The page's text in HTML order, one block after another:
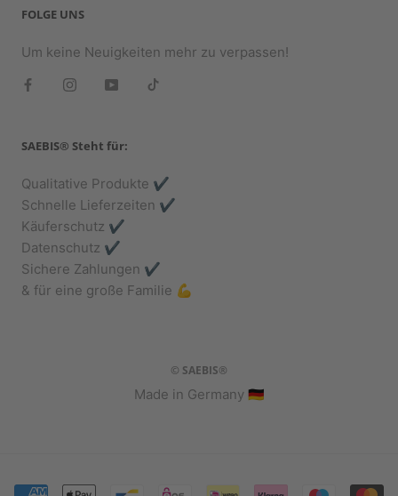
FOLGE UNS
Um keine Neuigkeiten mehr zu verpassen!
SAEBIS® Steht für:
Qualitative Produkte ✔️
Schnelle Lieferzeiten ✔️
Käuferschutz ✔️
Datenschutz ✔️
Sichere Zahlungen ✔️
& für eine große Familie 💪
© SAEBIS®
Made in Germany 🇩🇪